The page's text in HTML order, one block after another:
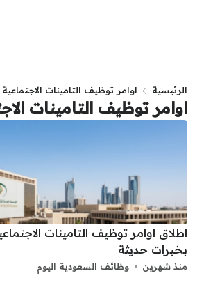
الرئيسية اوامر توظيف التامينات الاجتماعية
اوامر توظيف التامينات
اطلاق اوامر توظيف التامينات
بخبرات حديثة
منذ شهرين وظائف السعودية اليوم